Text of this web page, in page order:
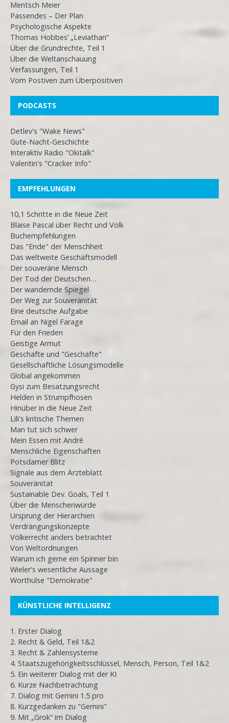
Mentsch Meier
Passendes – Der Plan
Psychologische Aspekte
Thomas Hobbes’ „Leviathan“
Über die Grundrechte, Teil 1
Über die Weltanschauung
Verfassungen, Teil 1
Vom Postiven zum Überpositiven
PODCASTS
Detlev's "Wake News"
Gute-Nacht-Geschichte
Interaktiv Radio "Okitalk"
Valentin's "Cracker Info"
EMPFEHLUNGEN
10,1 Schritte in die Neue Zeit
Blaise Pascal über Recht und Volk
Buchempfehlungen
Das "Ende" der Menschheit
Das weltweite Geschäftsmodell
Der souveräne Mensch
Der Tod der Deutschen…
Der wandernde Spiegel
Der Weg zur Souveränität
Eine deutsche Aufgabe
Email an Nigel Farage
Für den Frieden
Geistige Armut
Geschäfte und "Geschäfte"
Gesellschaftliche Lösungsmodelle
Global angekommen
Gysi zum Besatzungsrecht
Helden in Strumpfhosen
Hinüber in die Neue Zeit
Lili's kritische Themen
Man tut sich schwer
Mein Essen mit André
Menschliche Eigenschaften
Potsdamer Blitz
Signale aus dem Ärzteblatt
Souveränität
Sustainable Dev. Goals, Teil 1
Über die Menschenwürde
Ursprung der Hierarchien
Verdrängungskonzepte
Völkerrecht anders betrachtet
Von Weltordnungen
Warum ich gerne ein Spinner bin
Wieler's wesentliche Aussage
Worthülse "Demokratie"
KÜNSTLICHE INTELLIGENZ
1. Erster Dialog
2. Recht & Geld, Teil 1&2
3. Recht & Zahlensysteme
4. Staatszugehörigkeitsschlüssel, Mensch, Person, Teil 1&2
5. Ein weiterer Dialog mit der KI
6. Kurze Nachbetrachtung
7. Dialog mit Gemini 1.5 pro
8. Kurzgedanken zu "Gemini"
9. Mit „Grok“ im Dialog